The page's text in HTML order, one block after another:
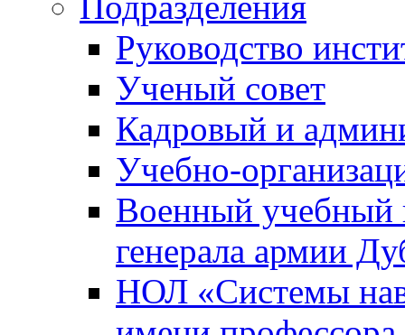
Руководство
Ученый совет
Кадровый и
Учебно-
Военный учебный
генерала армии
НОЛ «Системы